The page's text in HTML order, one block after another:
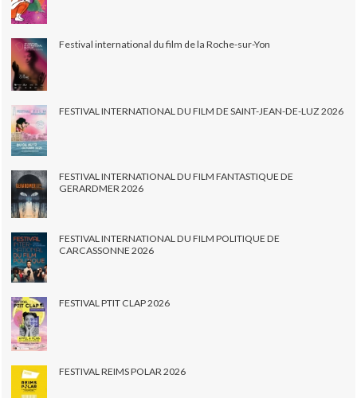
Festival international du film de la Roche-sur-Yon
FESTIVAL INTERNATIONAL DU FILM DE SAINT-JEAN-DE-LUZ 2026
FESTIVAL INTERNATIONAL DU FILM FANTASTIQUE DE
GERARDMER 2026
FESTIVAL INTERNATIONAL DU FILM POLITIQUE DE
CARCASSONNE 2026
FESTIVAL PTIT CLAP 2026
FESTIVAL REIMS POLAR 2026